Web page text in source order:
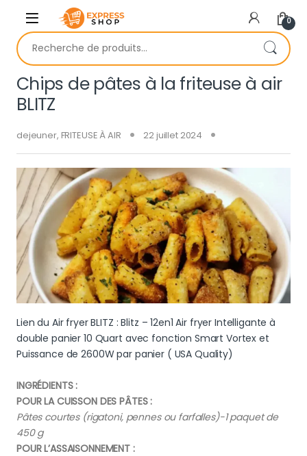
Skip to navigation
Skip to content
0
Recherche pour :
Chips de pâtes à la friteuse à air
BLITZ
dejeuner, FRITEUSE À AIR 22 juillet 2024
Lien du Air fryer BLITZ : Blitz – 12en1 Air fryer Intelligante à
double panier 10 Quart avec fonction Smart Vortex et
Puissance de 2600W par panier ( USA Quality)
INGRÉDIENTS :
POUR LA CUISSON DES PÂTES :
Pâtes courtes (rigatoni, pennes ou farfalles)-1 paquet de
450 g
POUR L’ASSAISONNEMENT :